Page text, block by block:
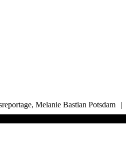
Melanie Bastian Potsdam
|